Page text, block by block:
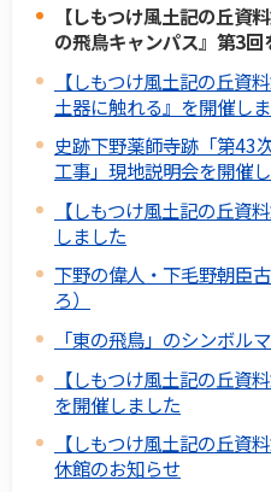
【しもつけ風土記の丘資
の飛鳥キャンパス』第3回
【しもつけ風土記の丘資
土器に触れる』を開催し
史跡下野薬師寺跡「第43
工事」現地説明会を開催
【しもつけ風土記の丘資
しました
下野の偉人・下毛野朝臣
ろ）
「東の飛鳥」のシンボル
【しもつけ風土記の丘資
を開催しました
【しもつけ風土記の丘資
休館のお知らせ